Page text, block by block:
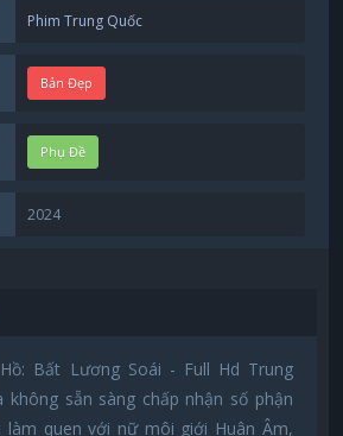
Phim Trung Quốc
Bản Đẹp
Phụ Đề
2024
Bất Lương Soái - Full Hd Trung
không sẵn sàng chấp nhận số phận
làm quen với nữ môi giới Huân Âm,